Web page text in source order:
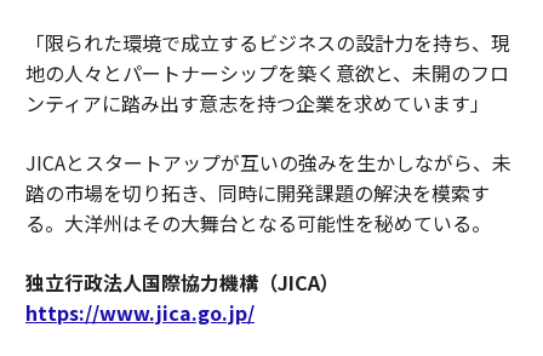
「限られた環境で成立するビジネスの設計力を持ち、現
地の人々とパートナーシップを築く意欲と、未開のフロ
ンティアに踏み出す意志を持つ企業を求めています」
JICAとスタートアップが互いの強みを生かしながら、未
踏の市場を切り拓き、同時に開発課題の解決を模索す
る。大洋州はその大舞台となる可能性を秘めている。
独立行政法人国際協力機構（JICA）
https://www.jica.go.jp/